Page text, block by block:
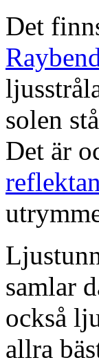
Det
solen
Det är
samlar
också
allra